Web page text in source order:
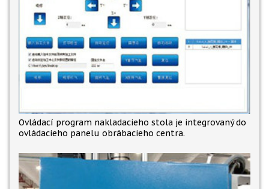
Ovládací program nakladacieho stola je integrovaný do
ovládacieho panelu obrábacieho centra.